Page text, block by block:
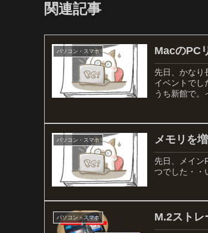
関連記事
パソコン・スマホ MacのPC
先日、かなり
イベントでし
うち新館で。
パソコン・スマホ メモリを
先日、メイン
つでした・・
パソコン・スマホ M.2ストレ